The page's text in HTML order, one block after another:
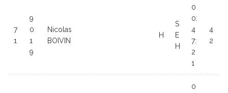
7
1
9
0
1
9
Nicolas
BOIVIN
H
S
E
H
0
0:
4
7:
2
1
4
2
0